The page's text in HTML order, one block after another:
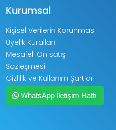
Kurumsal
Kişisel Verilerin Korunması
Üyelik Kuralları
Mesafeli Ön satış
Sözleşmesi
Gizlilik ve Kullanım Şartları
Kargo ve Taşıma Bilgileri
Garanti ve İade
WhatsApp İletişim Hattı